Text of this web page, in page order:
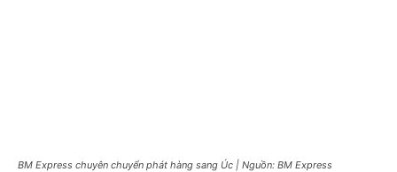
BM Express chuyên chuyển phát hàng sang Úc | Nguồn: BM Express